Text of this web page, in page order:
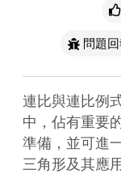
問題
連比與連比例
中，佔有重要
準備，並可進
三角形及其應